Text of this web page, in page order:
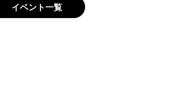
イベント一覧